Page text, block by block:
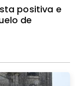
positiva e
de